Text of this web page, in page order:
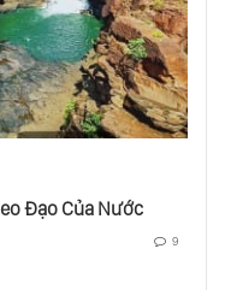
Bằng Mắt
Của Cuộc Sống
Đạo Của Nước
9